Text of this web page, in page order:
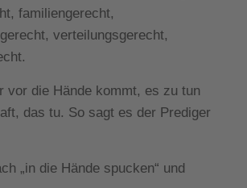
familiengerecht,
verteilungsgerecht,
vor die Hände kommt, es zu tun
das tu. So sagt es der Prediger
„in die Hände spucken“ und